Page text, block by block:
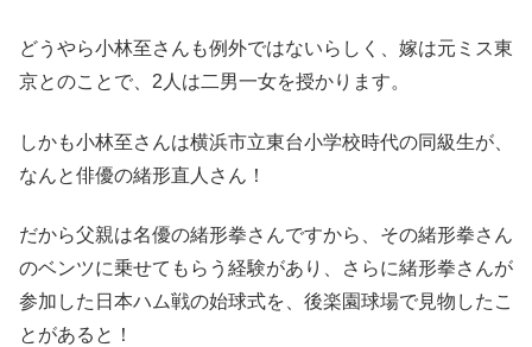
どうやら小林至さんも例外ではないらしく、嫁は元ミス東
京とのことで、2人は二男一女を授かります。
しかも小林至さんは横浜市立東台小学校時代の同級生が、
なんと俳優の緒形直人さん！
だから父親は名優の緒形拳さんですから、その緒形拳さん
のベンツに乗せてもらう経験があり、さらに緒形拳さんが
参加した日本ハム戦の始球式を、後楽園球場で見物したこ
とがあると！